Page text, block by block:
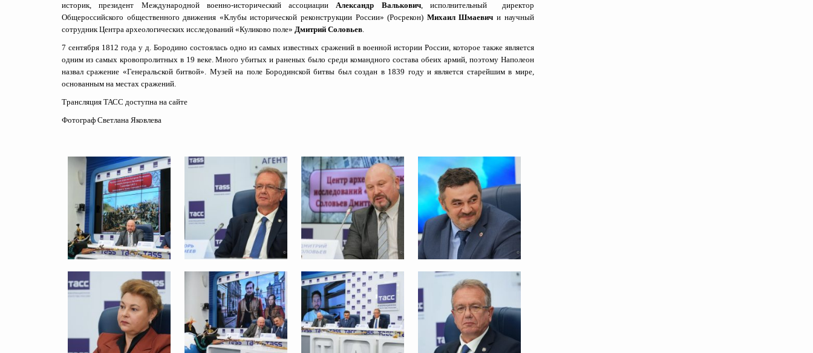
историк, президент Международной военно-исторический ассоциацииАлександр Валькович, исполнительный директор
Общероссийского общественного движения «Клубы исторической реконструкции России» (Росрекон) Михаил Шмаевич и научный
сотрудник Центра археологических исследований «Куликово поле» Дмитрий Соловьев.
7 сентября 1812 года у д. Бородино состоялась одно из самых известных сражений в военной истории России, которое также является
одним из самых кровопролитных в 19 веке. Много убитых и раненых было среди командного состава обеих армий, поэтому Наполеон
назвал сражение «Генеральской битвой». Музей на поле Бородинской битвы был создан в 1839 году и является старейшим в мире,
основанным на местах сражений.
Трансляция ТАСС доступна на сайте
Фотограф Светлана Яковлева